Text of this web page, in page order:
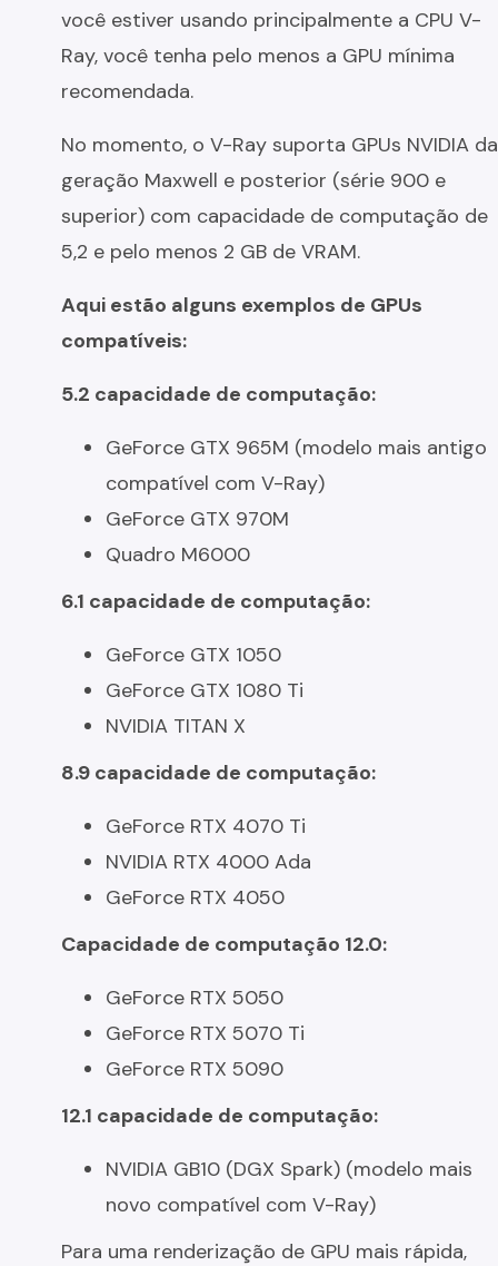
você estiver usando principalmente a CPU V-
Ray, você tenha pelo menos a GPU mínima
recomendada.
No momento, o V-Ray suporta GPUs NVIDIA da
geração Maxwell e posterior (série 900 e
superior) com capacidade de computação de
5,2 e pelo menos 2 GB de VRAM.
Aqui estão alguns exemplos de GPUs
compatíveis:
5.2 capacidade de computação:
GeForce GTX 965M (modelo mais antigo
compatível com V-Ray)
GeForce GTX 970M
Quadro M6000
6.1 capacidade de computação:
GeForce GTX 1050
GeForce GTX 1080 Ti
NVIDIA TITAN X
8.9 capacidade de computação:
GeForce RTX 4070 Ti
NVIDIA RTX 4000 Ada
GeForce RTX 4050
Capacidade de computação 12.0:
GeForce RTX 5050
GeForce RTX 5070 Ti
GeForce RTX 5090
12.1 capacidade de computação:
NVIDIA GB10 (DGX Spark) (modelo mais
novo compatível com V-Ray)
Para uma renderização de GPU mais rápida,